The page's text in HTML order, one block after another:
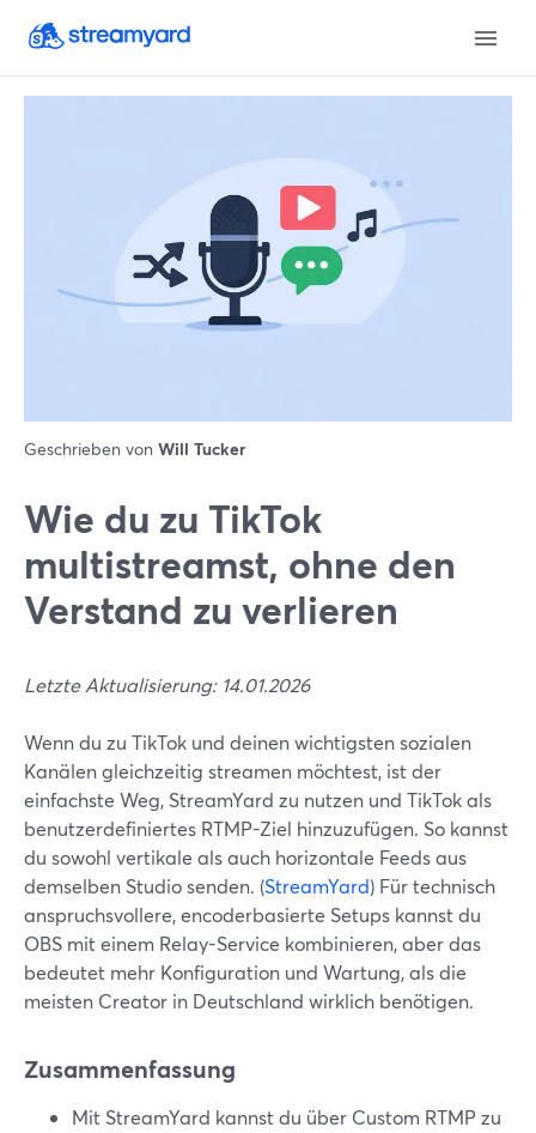
Geschrieben von Will Tucker
Wie du zu TikTok
multistreamst, ohne den
Verstand zu verlieren
Letzte Aktualisierung: 14.01.2026
Wenn du zu TikTok und deinen wichtigsten sozialen
Kanälen gleichzeitig streamen möchtest, ist der
einfachste Weg, StreamYard zu nutzen und TikTok als
benutzerdefiniertes RTMP-Ziel hinzuzufügen. So kannst
du sowohl vertikale als auch horizontale Feeds aus
demselben Studio senden. (StreamYard) Für technisch
anspruchsvollere, encoderbasierte Setups kannst du
OBS mit einem Relay-Service kombinieren, aber das
bedeutet mehr Konfiguration und Wartung, als die
meisten Creator in Deutschland wirklich benötigen.
Zusammenfassung
Mit StreamYard kannst du über Custom RTMP zu